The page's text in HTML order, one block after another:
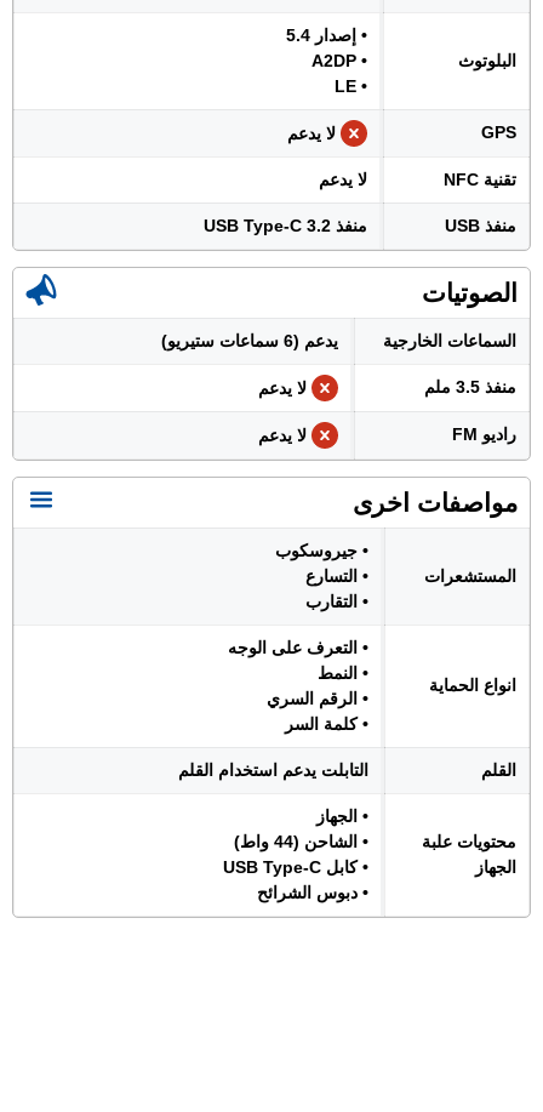
البلوتوث
• إصدار 5.4
• A2DP
• LE
GPS لا يدعم
تقنية NFC لا يدعم
منفذ USB منفذ USB Type-C 3.2
الصوتيات
السماعات الخارجية يدعم (6 سماعات ستيريو)
منفذ 3.5 ملم لا يدعم
راديو FM لا يدعم
مواصفات اخرى
المستشعرات
• جيروسكوب
• التسارع
• التقارب
انواع الحماية
• التعرف على الوجه
• النمط
• الرقم السري
• كلمة السر
القلم التابلت يدعم استخدام القلم
محتويات علبة
الجهاز
• الجهاز
• الشاحن (44 واط)
• كابل USB Type-C
• دبوس الشرائح